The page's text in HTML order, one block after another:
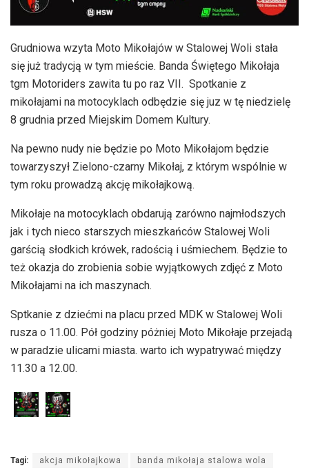
Grudniowa wzyta Moto Mikołajów w Stalowej Woli stała
się już tradycją w tym mieście. Banda Świętego Mikołaja
tgm Motoriders zawita tu po raz VII. Spotkanie z
mikołajami na motocyklach odbędzie się juz w tę niedzielę
8 grudnia przed Miejskim Domem Kultury.
Na pewno nudy nie będzie po Moto Mikołajom będzie
towarzyszył Zielono-czarny Mikołaj, z którym wspólnie w
tym roku prowadzą akcję mikołajkową.
Mikołaje na motocyklach obdarują zarówno najmłodszych
jak i tych nieco starszych mieszkańców Stalowej Woli
garścią słodkich krówek, radością i uśmiechem. Będzie to
też okazja do zrobienia sobie wyjątkowych zdjęć z Moto
Mikołajami na ich maszynach.
Sptkanie z dziećmi na placu przed MDK w Stalowej Woli
rusza o 11.00. Pół godziny póżniej Moto Mikołaje przejadą
w paradzie ulicami miasta. warto ich wypatrywać między
11.30 a 12.00.
Tagi: akcja mikołajkowa banda mikołaja stalowa wola